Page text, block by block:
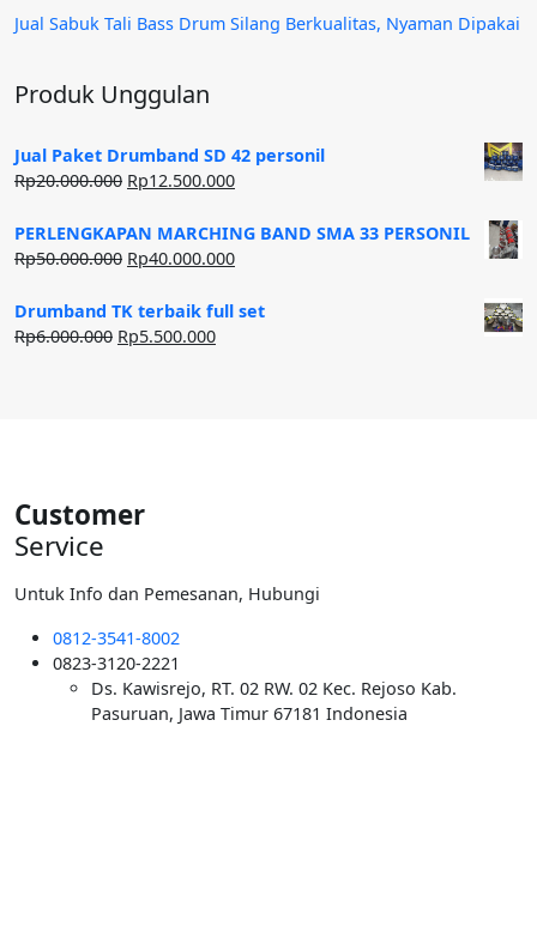
Jual Sabuk Tali Bass Drum Silang Berkualitas, Nyaman Dipakai
Produk Unggulan
Jual Paket Drumband SD 42 personil
Rp20.000.000 Harga
adalah:
Rp20.000.000.
Rp12.500.000Harga
ini
adalah:
PERLENGKAPAN MARCHING BAND SMA 33 PERSONIL
Rp50.000.000 Harga
adalah:
Rp50.000.000.
Rp40.000.000Harga
ini
Drumband TK terbaik full set
Rp6.000.000 Harga
Rp5.500.000Harga
Customer
Service
Untuk Info dan Pemesanan, Hubungi
0812-3541-8002
0823-3120-2221
Ds. Kawisrejo, RT. 02 RW. 02 Kec. Rejoso Kab.
Pasuruan, Jawa Timur 67181 Indonesia